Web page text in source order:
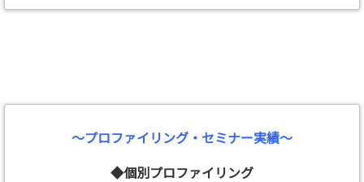
～プロファイリング・セミナー実績～
◆個別プロファイリング